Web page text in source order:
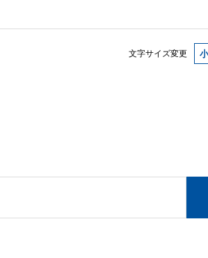
文字サイズ変更